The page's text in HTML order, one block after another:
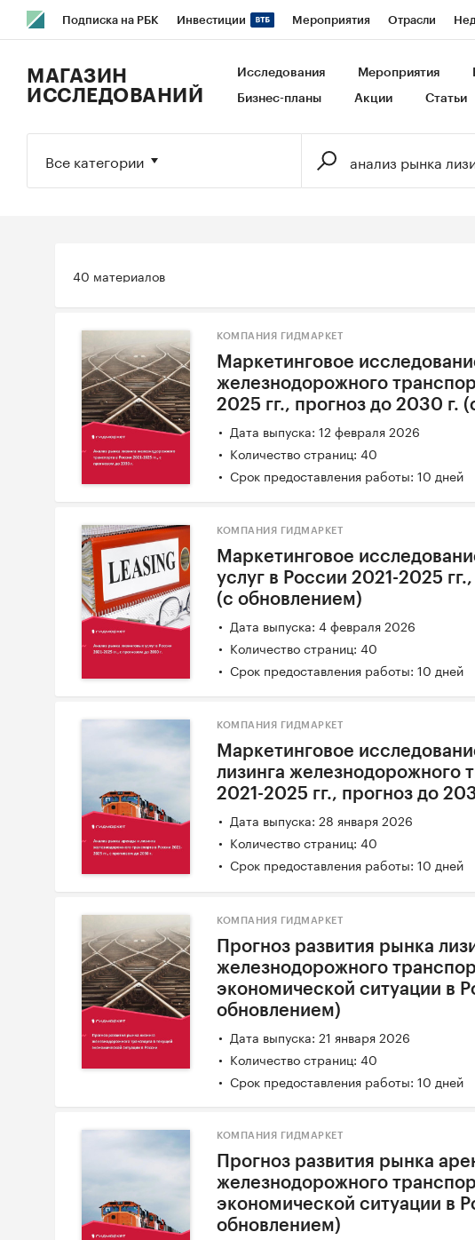
Подписка на РБК Инвестиции Мероприятия Отрасли
Исследования Кредитные рейтинги Франшизы Газета
МАГАЗИН
ИССЛЕДОВАНИЙ
Исследования Мероприятия
Бизнес-планы Акции Статьи
Все категории
40 материалов
КОМПАНИЯ ГИДМАРКЕТ
Маркетинговое
железнодорожного
2025 гг., прогноз до 2030 г.
Дата выпуска: 12 февраля 2026
Количество страниц: 40
Срок предоставления работы: 10 дней
КОМПАНИЯ ГИДМАРКЕТ
Маркетинговое
услуг в России 2021-2025
(с обновлением)
Дата выпуска: 4 февраля 2026
Количество страниц: 40
Срок предоставления работы: 10 дней
КОМПАНИЯ ГИДМАРКЕТ
Маркетинговое
лизинга железнодорожного
2021-2025 гг., прогноз до
Дата выпуска: 28 января 2026
Количество страниц: 40
Срок предоставления работы: 10 дней
КОМПАНИЯ ГИДМАРКЕТ
Прогноз развития рынка
железнодорожного
экономической ситуации в
обновлением)
Дата выпуска: 21 января 2026
Количество страниц: 40
Срок предоставления работы: 10 дней
КОМПАНИЯ ГИДМАРКЕТ
Прогноз развития рынка
железнодорожного
экономической ситуации в
обновлением)